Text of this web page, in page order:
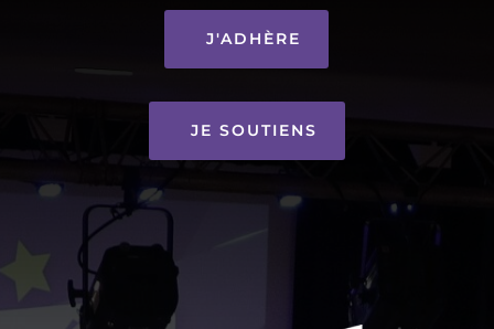
J'ADHÈRE
JE SOUTIENS